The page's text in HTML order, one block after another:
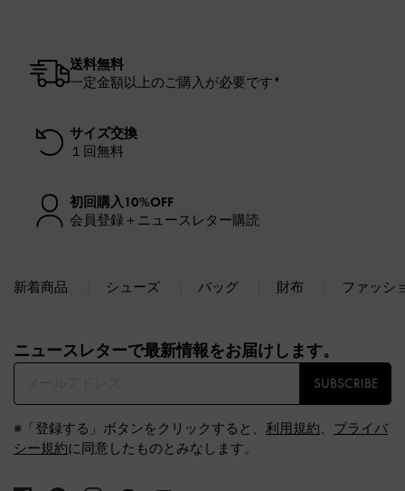
送料無料
一定金額以上のご購入が必要です*
サイズ交換
１回無料
初回購入10%OFF
会員登録＋ニュースレター購読
新着商品 シューズ バッグ 財布 ファッシ
ニュースレターで最新情報をお届けします。​
SUBSCRIBE
※「登録する」ボタンをクリックすると、 利用規約、 プライバ
シー規約に同意したものとみなします。